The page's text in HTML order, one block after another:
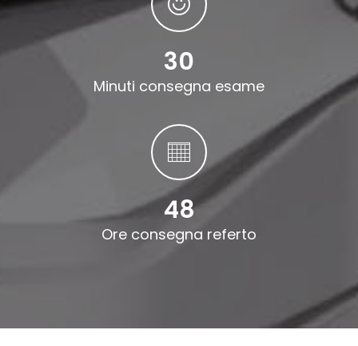
30
Minuti consegna esame
48
Ore consegna referto